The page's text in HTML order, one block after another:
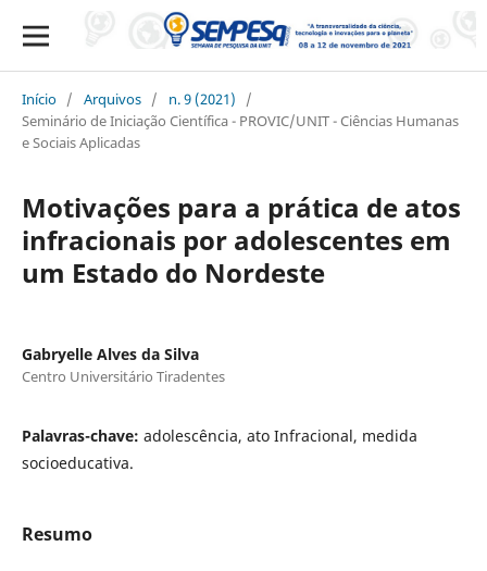
Início / Arquivos / n. 9 (2021)
/
Seminário de Iniciação Científica - PROVIC/UNIT - Ciências Humanas
e Sociais Aplicadas
Motivações para a prática de atos
infracionais por adolescentes em
um Estado do Nordeste
Gabryelle Alves da Silva
Centro Universitário Tiradentes
Palavras-chave: adolescência, ato Infracional, medida
socioeducativa.
Resumo